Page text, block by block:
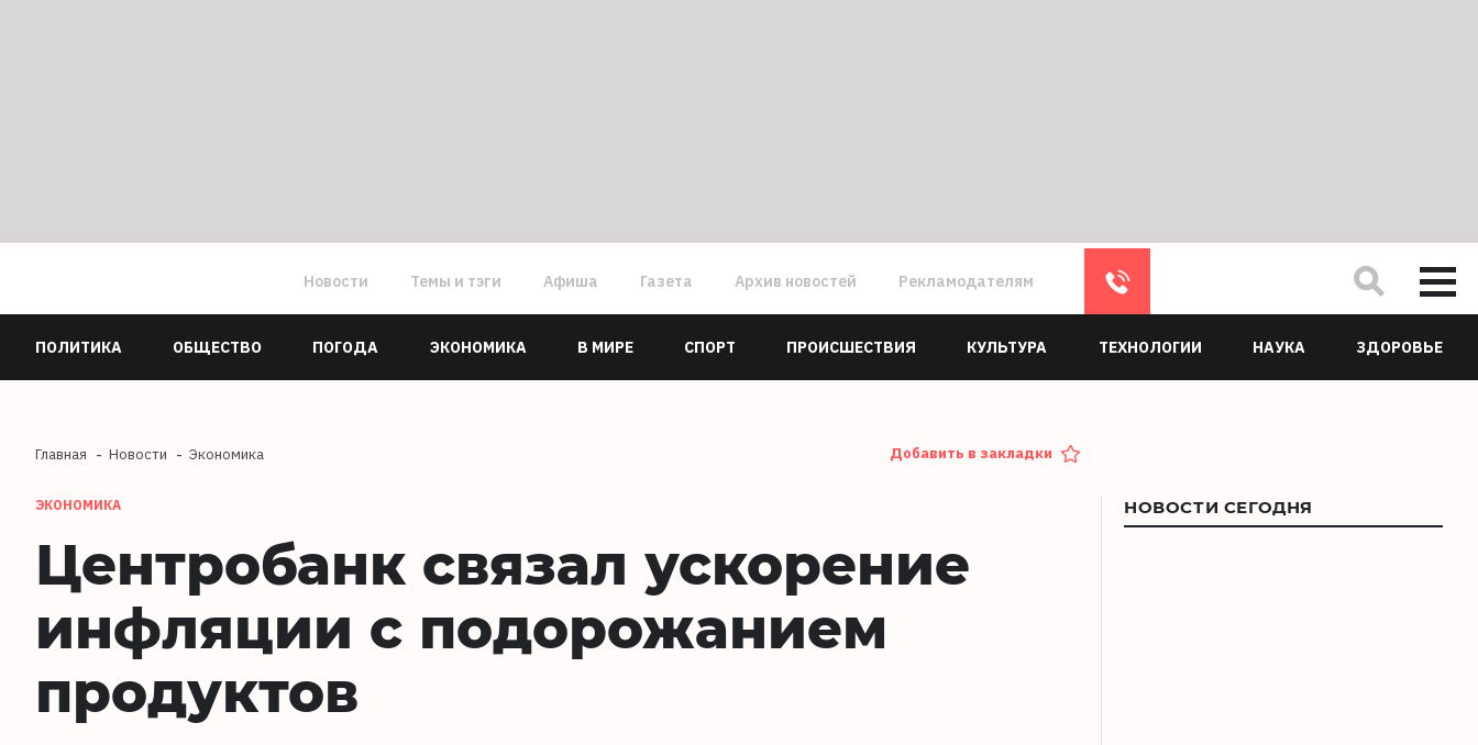
Новости Темы и тэги Афиша Газета Архив новостей Рекламодателям
ПОЛИТИКА ОБЩЕСТВО ПОГОДА ЭКОНОМИКА В МИРЕ СПОРТ ПРОИСШЕСТВИЯ КУЛЬТУРА ТЕХНОЛОГИИ НАУКА ЗДОРОВЬЕ
Главная Новости Экономика Добавить в закладки
ЭКОНОМИКА
Центробанк связал ускорение
инфляции с подорожанием
продуктов
НОВОСТИ СЕГОДНЯ